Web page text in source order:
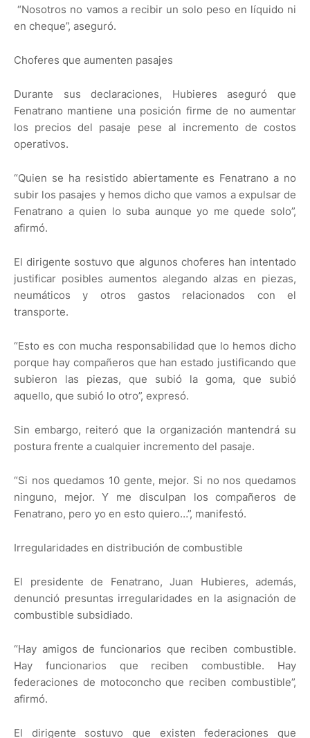
“Nosotros no vamos a recibir un solo peso en líquido ni
en cheque”, aseguró.
Choferes que aumenten pasajes
Durante sus declaraciones, Hubieres aseguró que
Fenatrano mantiene una posición firme de no aumentar
los precios del pasaje pese al incremento de costos
operativos.
“Quien se ha resistido abiertamente es Fenatrano a no
subir los pasajes y hemos dicho que vamos a expulsar de
Fenatrano a quien lo suba aunque yo me quede solo”,
afirmó.
El dirigente sostuvo que algunos choferes han intentado
justificar posibles aumentos alegando alzas en piezas,
neumáticos y otros gastos relacionados con el
transporte.
“Esto es con mucha responsabilidad que lo hemos dicho
porque hay compañeros que han estado justificando que
subieron las piezas, que subió la goma, que subió
aquello, que subió lo otro”, expresó.
Sin embargo, reiteró que la organización mantendrá su
postura frente a cualquier incremento del pasaje.
“Si nos quedamos 10 gente, mejor. Si no nos quedamos
ninguno, mejor. Y me disculpan los compañeros de
Fenatrano, pero yo en esto quiero…”, manifestó.
Irregularidades en distribución de combustible
El presidente de Fenatrano, Juan Hubieres, además,
denunció presuntas irregularidades en la asignación de
combustible subsidiado.
“Hay amigos de funcionarios que reciben combustible.
Hay funcionarios que reciben combustible. Hay
federaciones de motoconcho que reciben combustible”,
afirmó.
El dirigente sostuvo que existen federaciones que